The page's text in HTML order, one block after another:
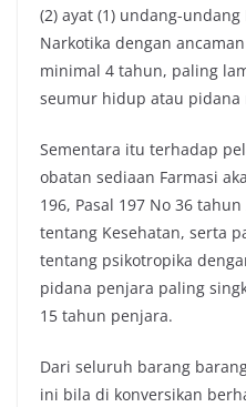
(2) ayat (1) undang-
Narkotika dengan
minimal 4 tahun, paling
seumur hidup atau pidana
Sementara itu terhadap
obatan sediaan Farmasi
196, Pasal 197 No 36
tentang Kesehatan, serta
tentang psikotropika
pidana penjara paling
15 tahun penjara.
Dari seluruh barang
ini bila di konversikan